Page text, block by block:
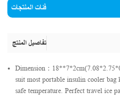
فئات المنتجات
تفاصيل المنتج
Dimension：
suit most portable insulin cooler bag
safe temperature. Perfect travel ice